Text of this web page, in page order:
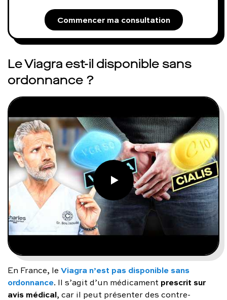
Commencer ma consultation
Le Viagra est-il disponible sans
ordonnance ?
En France, le Viagra n’est pas disponible sans
ordonnance. Il s’agit d’un médicamentprescrit sur
avis médical, car il peut présenter des contre-